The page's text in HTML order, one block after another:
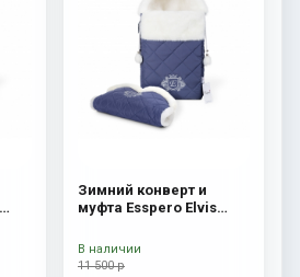
Зимний конверт и
муфта Esspero Elvis
11 500 р
В наличии